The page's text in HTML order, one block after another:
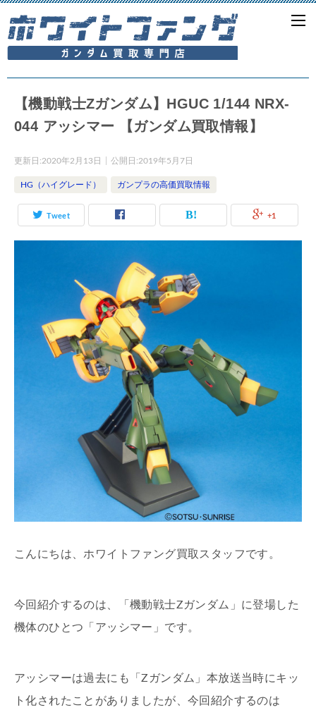
【機動戦士Ζガンダム】HGUC 1/144 NRX-
044 アッシマー 【ガンダム買取情報】
更新日:2020年2月13日 公開日:2019年5月7日
HG（ハイグレード） ガンプラの高価買取情報
Tweet +1
こんにちは、ホワイトファング買取スタッフです。
今回紹介するのは、「機動戦士Ζガンダム」に登場した
機体のひとつ「アッシマー」です。
アッシマーは過去にも「Ζガンダム」本放送当時にキッ
ト化されたことがありましたが、今回紹介するのは